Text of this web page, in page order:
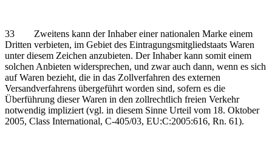
33 Zweitens kann der Inhaber einer nationalen Marke einem
Dritten verbieten, im Gebiet des Eintragungsmitgliedstaats Waren
unter diesem Zeichen anzubieten. Der Inhaber kann somit einem
solchen Anbieten widersprechen, und zwar auch dann, wenn es sich
auf Waren bezieht, die in das Zollverfahren des externen
Versandverfahrens übergeführt worden sind, sofern es die
Überführung dieser Waren in den zollrechtlich freien Verkehr
notwendig impliziert (vgl. in diesem Sinne Urteil vom 18. Oktober
2005, Class International, C‑405/03, EU:C:2005:616, Rn. 61).